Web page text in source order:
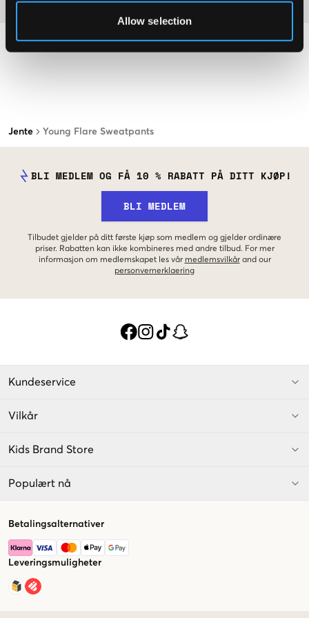
Allow selection
Jente Young Flare Sweatpants
Materiale
BLI MEDLEM OG FÅ 10 % RABATT PÅ DITT KJØP!
BLI MEDLEM
Tilbudet gjelder på ditt første kjøp som medlem og gjelder ordinære
priser. Rabatten kan ikke kombineres med andre tilbud. For mer
informasjon om medlemskapet les vår medlemsvilkår and our
personvernerklaering
Kundeservice
Vilkår
Kids Brand Store
Populært nå
Betalingsalternativer
Leveringsmuligheter